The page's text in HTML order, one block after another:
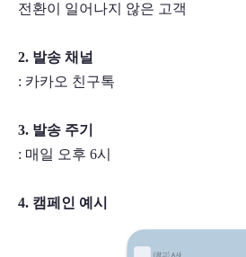
전환이 일어나지 않은 고객
2. 발송 채널
: 카카오 친구톡
3. 발송 주기
: 매일 오후 6시
4. 캠페인 예시